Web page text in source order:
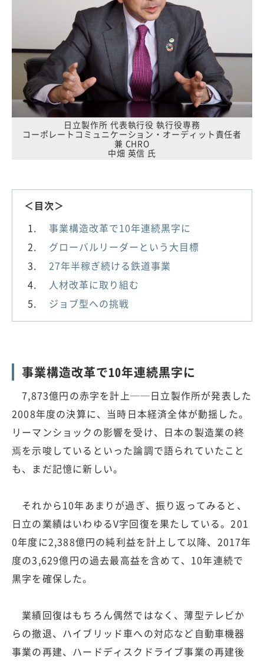
日立製作所 代表執行役 執行役専務
コーポレートコミュニケーション・オーディット責任者
兼 CHRO
中畑 英信 氏
＜目次＞
事業構造改革で10年連続黒字に
グローバルリーダーという大目標
27年半稼ぎ続ける鉄道事業
人材改革に取り組む
ジョブ型への挑戦
事業構造改革で10年連続黒字に
7,873億円の赤字を計上──日立製作所が発表した
2008年度の決算に、当時日本経済全体が動揺した。
リーマンショックの影響を受け、日本の製造業の終
焉を示唆しているといった論調で語られていたこと
も、まだ記憶に新しい。
それから10年あまりが過ぎ、振り返ってみると、
日立の業績はいわゆるV字回復を果たしている。201
0年度に2,388億円の純利益を計上して以降、2017年
度の3,629億円の過去最高益を含めて、10年連続で
黒字を確保した。
業績回復はもちろん偶然ではなく、薄型テレビか
らの撤退、ハイブリッド車への対応など自動車機器
事業の再建、ハードディスクドライブ事業の再建後